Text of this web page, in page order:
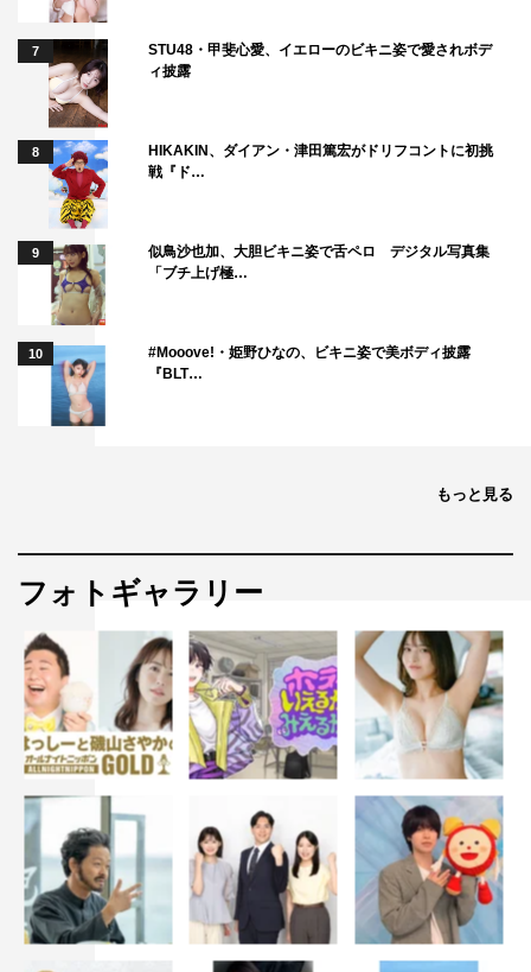
7
STU48・甲斐心愛、イエローのビキニ姿で愛されボデ
ィ披露
8
HIKAKIN、ダイアン・津田篤宏がドリフコントに初挑
戦『ド…
9
似鳥沙也加、大胆ビキニ姿で舌ペロ デジタル写真集
「ブチ上げ極…
10
#Mooove!・姫野ひなの、ビキニ姿で美ボディ披露
『BLT…
もっと見る
フォトギャラリー